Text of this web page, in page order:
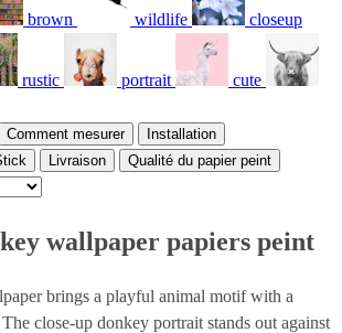
brown wildlife closeup
rustic portrait
cute
Comment mesurer
Installation
Livraison Qualité du papier peint
wallpaper papiers peint
brings a playful animal motif with a
close-up donkey portrait stands out against